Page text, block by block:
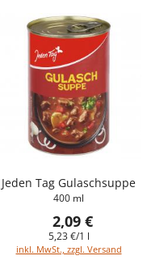
Jeden Tag Gulaschsuppe
400 ml
2,09 €
5,23 €/1 l
inkl. MwSt., zzgl. Versand